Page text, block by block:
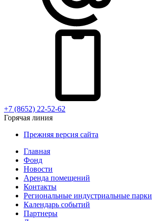
+7 (8652) 22-52-62
Горячая линия
Прежняя версия сайта
Главная
Фонд
Новости
Аренда помещений
Контакты
Региональные индустриальные парки
Календарь событий
Партнеры